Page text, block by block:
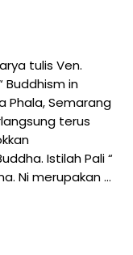
tulis Ven.
Buddhism in
Phala, Semarang
terus
Istilah Pali “
Ni merupakan …